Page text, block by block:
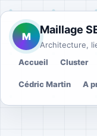
M
Maillage
Architecture,
Accueil
Cluster
Cédric Martin A